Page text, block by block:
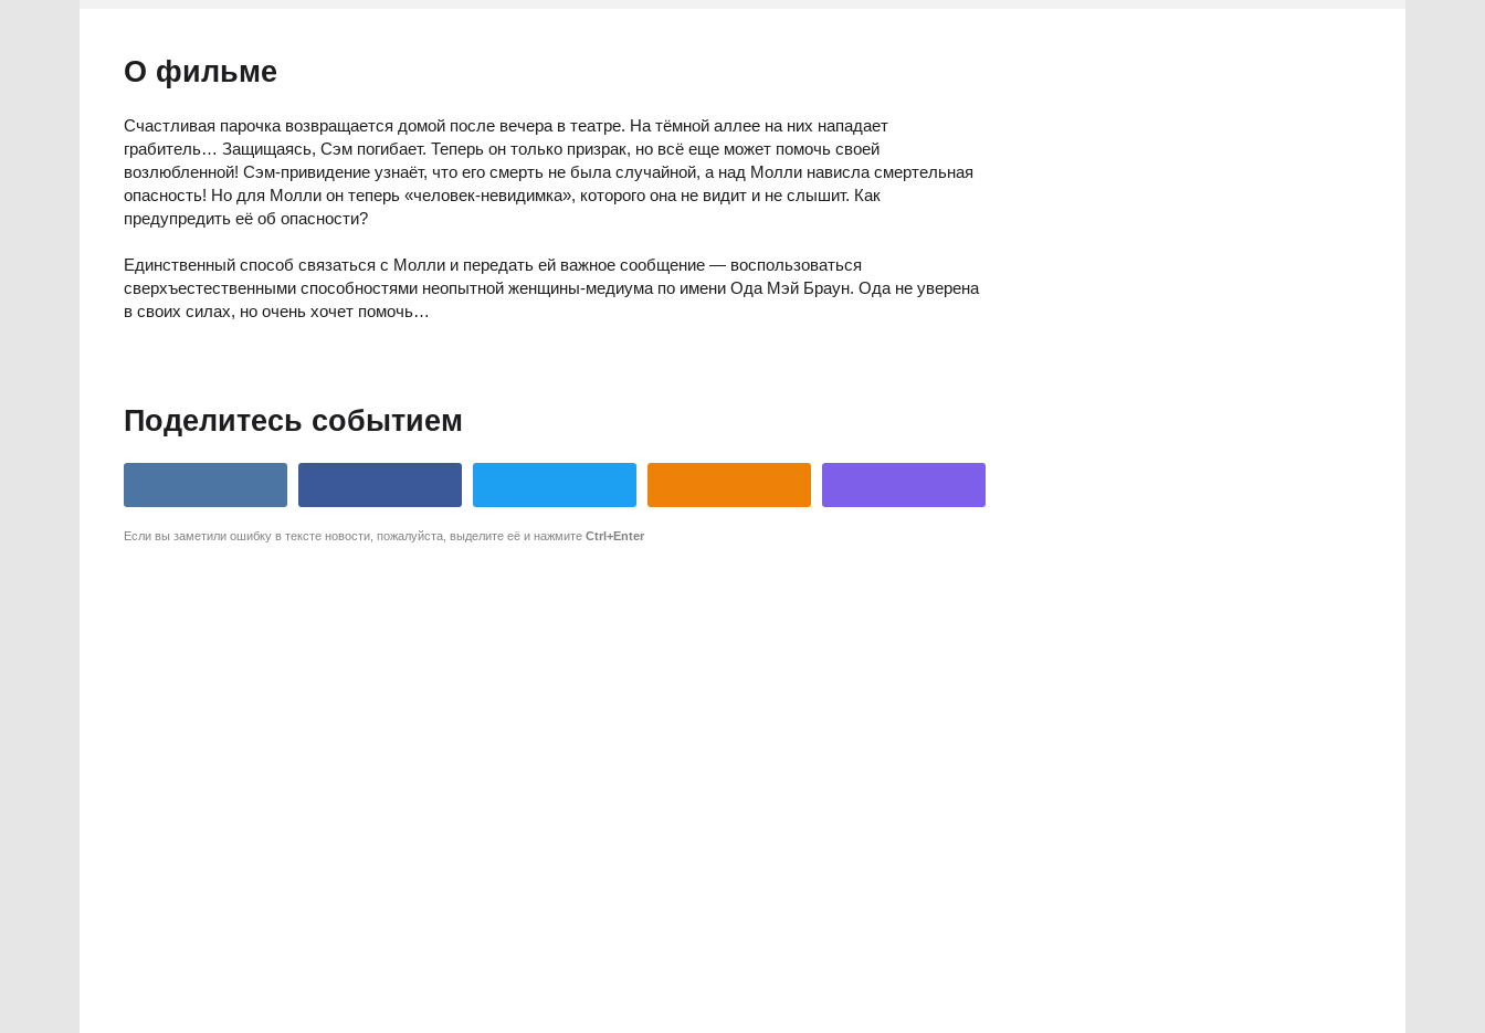
О фильме
Счастливая парочка возвращается домой после вечера в театре. На тёмной аллее на них нападает
грабитель… Защищаясь, Сэм погибает. Теперь он только призрак, но всё еще может помочь своей
возлюбленной! Сэм-привидение узнаёт, что его смерть не была случайной, а над Молли нависла смертельная
опасность! Но для Молли он теперь «человек-невидимка», которого она не видит и не слышит. Как
предупредить её об опасности?
Единственный способ связаться с Молли и передать ей важное сообщение — воспользоваться
сверхъестественными способностями неопытной женщины-медиума по имени Ода Мэй Браун. Ода не уверена
в своих силах, но очень хочет помочь…
Поделитесь событием
Если вы заметили ошибку в тексте новости, пожалуйста, выделите её и нажмите Ctrl+Enter